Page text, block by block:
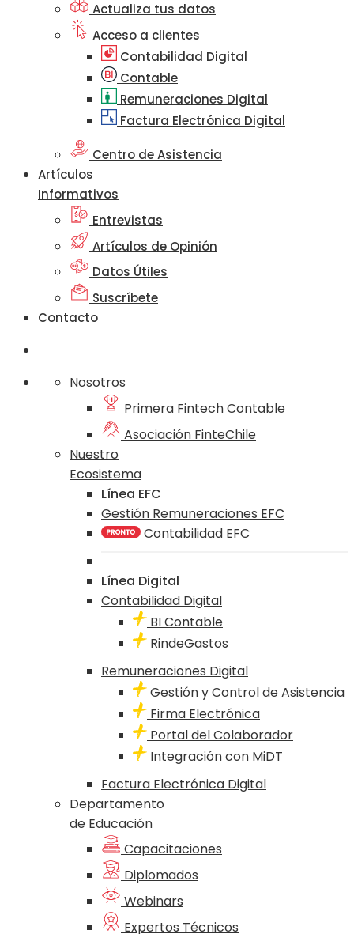
Actualiza tus datos
Acceso a clientes
Contabilidad Digital
Contable
Remuneraciones Digital
Factura Electrónica Digital
Centro de Asistencia
Artículos
Informativos
Entrevistas
Artículos de Opinión
Datos Útiles
Suscríbete
Contacto
Nosotros
Primera Fintech Contable
Asociación FinteChile
Nuestro
Ecosistema
Línea EFC
Gestión Remuneraciones EFC
Contabilidad EFC
Línea Digital
Contabilidad Digital
BI Contable
RindeGastos
Remuneraciones Digital
Gestión y Control de Asistencia
Firma Electrónica
Portal del Colaborador
Integración con MiDT
Factura Electrónica Digital
Departamento
de Educación
Capacitaciones
Diplomados
Webinars
Expertos Técnicos